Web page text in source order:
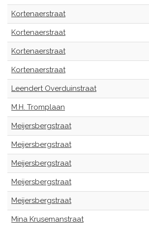
Kortenaerstraat
Kortenaerstraat
Kortenaerstraat
Kortenaerstraat
Leendert Overduinstraat
M.H. Tromplaan
Meijersbergstraat
Meijersbergstraat
Meijersbergstraat
Meijersbergstraat
Meijersbergstraat
Mina Krusemanstraat